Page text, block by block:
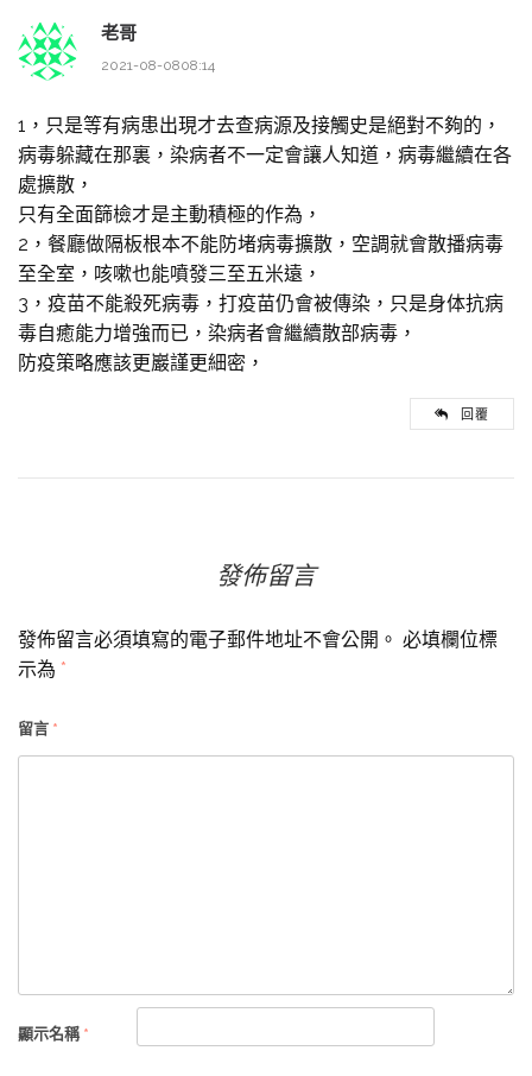
老哥
2021-08-0808:14
1，只是等有病患出現才去查病源及接觸史是絕對不夠的，
病毒躲藏在那裏，染病者不一定會讓人知道，病毒繼續在各
處擴散，
只有全面篩檢才是主動積極的作為，
2，餐廳做隔板根本不能防堵病毒擴散，空調就會散播病毒
至全室，咳嗽也能噴發三至五米遠，
3，疫苗不能殺死病毒，打疫苗仍會被傳染，只是身体抗病
毒自癒能力增強而已，染病者會繼續散部病毒，
防疫策略應該更巖謹更細密，
回覆
發佈留言
發佈留言必須填寫的電子郵件地址不會公開。 必填欄位標
示為 *
留言 *
顯示名稱 *